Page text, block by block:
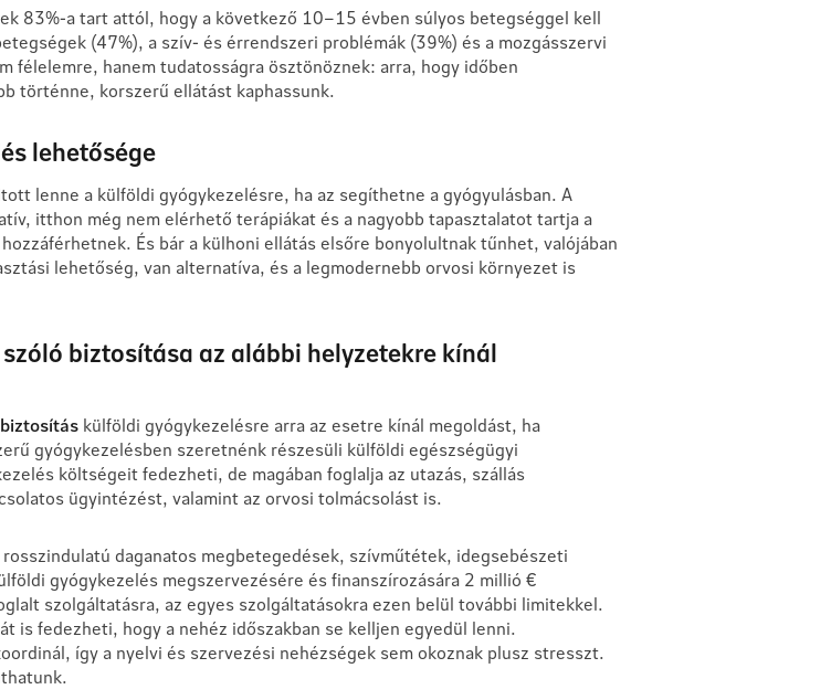
83%-a tart attól, hogy a következő 10–15 évben súlyos betegséggel kell
(47%), a szív- és érrendszeri problémák (39%) és a mozgásszervi
félelemre, hanem tudatosságra ösztönöznek: arra, hogy időben
történne, korszerű ellátást kaphassunk.
lehetősége
lenne a külföldi gyógykezelésre, ha az segíthetne a gyógyulásban. A
itthon még nem elérhető terápiákat és a nagyobb tapasztalatot tartja a
És bár a külhoni ellátás elsőre bonyolultnak tűnhet, valójában
lehetőség, van alternatíva, és a legmodernebb orvosi környezet is
biztosítása az alábbi helyzetekre kínál
külföldi gyógykezelésre arra az esetre kínál megoldást, ha
gyógykezelésben szeretnénk részesüli külföldi egészségügyi
költségeit fedezheti, de magában foglalja az utazás, szállás
ügyintézést, valamint az orvosi tolmácsolást is.
daganatos megbetegedések, szívműtétek, idegsebészeti
gyógykezelés megszervezésére és finanszírozására 2 millió €
szolgáltatásra, az egyes szolgáltatásokra ezen belül további limitekkel.
is fedezheti, hogy a nehéz időszakban se kelljen egyedül lenni.
így a nyelvi és szervezési nehézségek sem okoznak plusz stresszt.